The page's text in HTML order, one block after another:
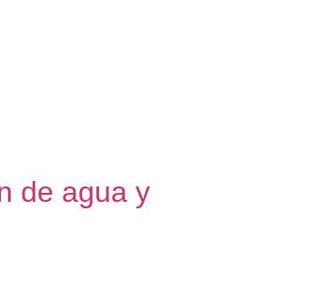
de agua y